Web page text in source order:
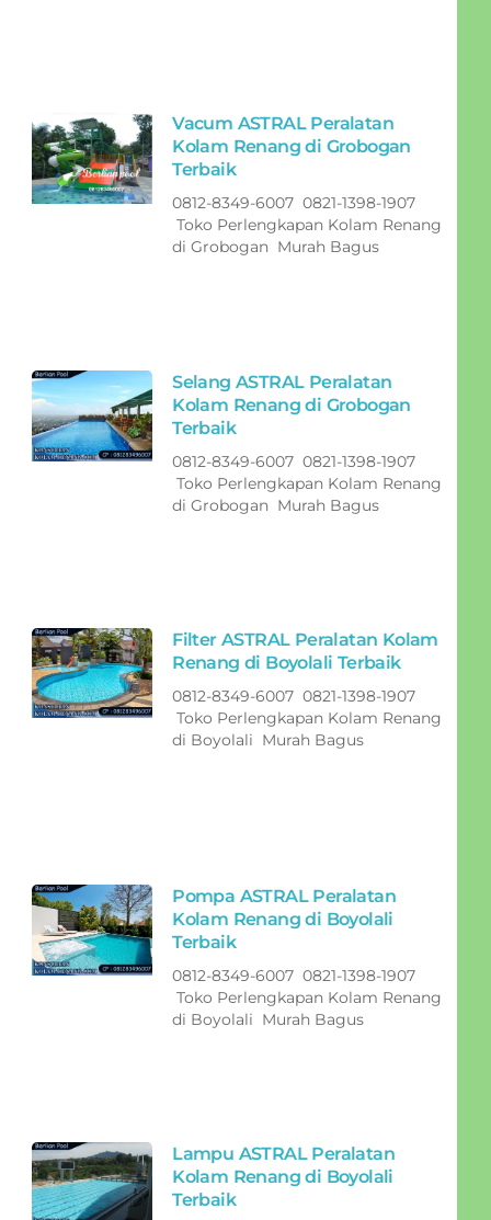
Vacum ASTRAL Peralatan
Kolam Renang di Grobogan
Terbaik
0812-8349-6007 0821-1398-1907
Toko Perlengkapan Kolam Renang
di Grobogan Murah Bagus
Selang ASTRAL Peralatan
Kolam Renang di Grobogan
Terbaik
0812-8349-6007 0821-1398-1907
Toko Perlengkapan Kolam Renang
di Grobogan Murah Bagus
Filter ASTRAL Peralatan Kolam
Renang di Boyolali Terbaik
0812-8349-6007 0821-1398-1907
Toko Perlengkapan Kolam Renang
di Boyolali Murah Bagus
Pompa ASTRAL Peralatan
Kolam Renang di Boyolali
Terbaik
0812-8349-6007 0821-1398-1907
Toko Perlengkapan Kolam Renang
di Boyolali Murah Bagus
Lampu ASTRAL Peralatan
Kolam Renang di Boyolali
Terbaik